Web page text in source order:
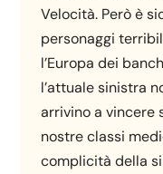
Velocità. Però è
personaggi
l’Europa dei
l’attuale sinistra
arrivino a vincere
nostre classi
complicità della